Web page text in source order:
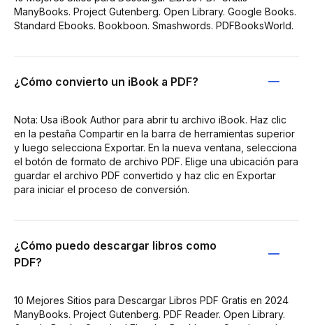
ManyBooks. Project Gutenberg. Open Library. Google Books.
Standard Ebooks. Bookboon. Smashwords. PDFBooksWorld.
¿Cómo convierto un iBook a PDF?
Nota: Usa iBook Author para abrir tu archivo iBook. Haz clic
en la pestaña Compartir en la barra de herramientas superior
y luego selecciona Exportar. En la nueva ventana, selecciona
el botón de formato de archivo PDF. Elige una ubicación para
guardar el archivo PDF convertido y haz clic en Exportar
para iniciar el proceso de conversión.
¿Cómo puedo descargar libros como
PDF?
10 Mejores Sitios para Descargar Libros PDF Gratis en 2024
ManyBooks. Project Gutenberg. PDF Reader. Open Library.